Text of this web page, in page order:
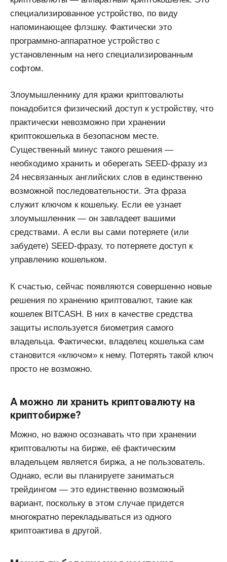
специализированное устройство, по виду
напоминающее флэшку. Фактически это
программно-аппаратное устройство с
установленным на него специализированным
софтом.
Злоумышленнику для кражи криптовалюты
понадобится физический доступ к устройству, что
практически невозможно при хранении
криптокошелька в безопасном месте.
Существенный минус такого решения —
необходимо хранить и оберегать SEED-фразу из
24 несвязанных английских слов в единственно
возможной последовательности. Эта фраза
служит ключом к кошельку. Если ее узнает
злоумышленник — он завладеет вашими
средствами. А если вы сами потеряете (или
забудете) SEED-фразу, то потеряете доступ к
управлению кошельком.
К счастью, сейчас появляются совершенно новые
решения по хранению криптовалют, такие как
кошелек BITCASH. В них в качестве средства
защиты используется биометрия самого
владельца. Фактически, владелец кошелька сам
становится «ключом» к нему. Потерять такой ключ
просто не возможно.
А можно ли хранить криптовалюту на
криптобирже?
Можно, но важно осознавать что при хранении
криптовалюты на бирже, её фактическим
владельцем является биржа, а не пользователь.
Однако, если вы планируете заниматься
трейдингом — это единственно возможный
вариант, поскольку в этом случае придется
многократно перекладываться из одного
криптоактива в другой.